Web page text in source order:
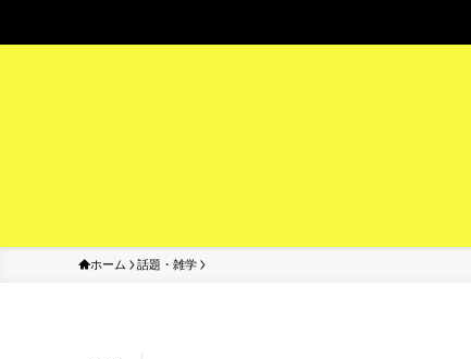
ホーム 話題・雑学